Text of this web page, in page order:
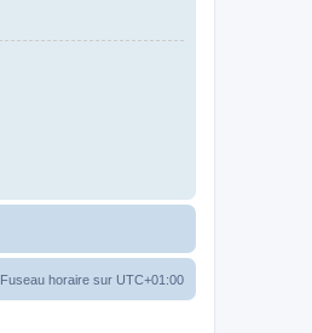
Fuseau horaire sur UTC+01:00